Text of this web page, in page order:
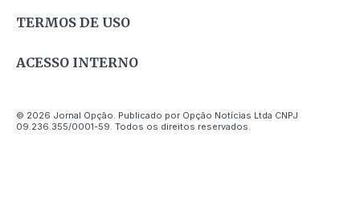
TERMOS DE USO
ACESSO INTERNO
© 2026 Jornal Opção. Publicado por Opção Notícias Ltda CNPJ
09.236.355/0001-59. Todos os direitos reservados.